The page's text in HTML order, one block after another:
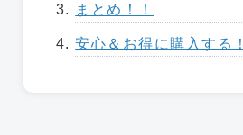
まとめ！！
安心＆お得に購入する！